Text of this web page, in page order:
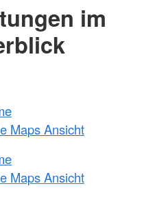
im
Maps Ansicht
Maps Ansicht